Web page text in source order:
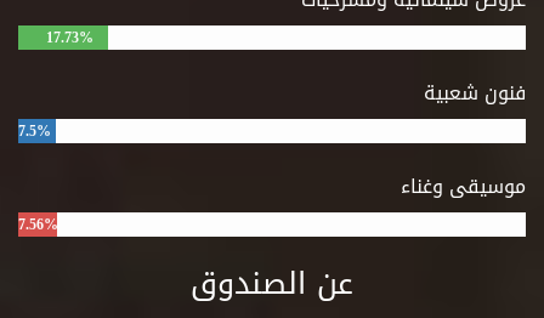
17.73%
فنون شعبية
7.5%
موسيقى وغناء
7.56%
عن الصندوق